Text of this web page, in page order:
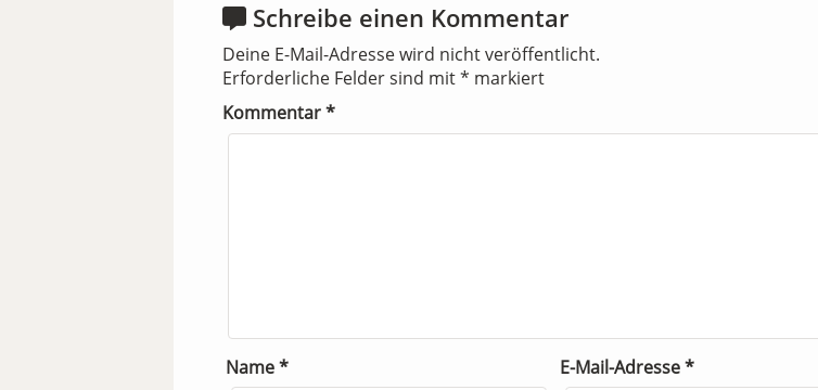
Schreibe einen Kommentar
Deine E-Mail-Adresse wird nicht veröffentlicht.
Erforderliche Felder sind mit* markiert
Kommentar*
Name* E-Mail-Adresse*